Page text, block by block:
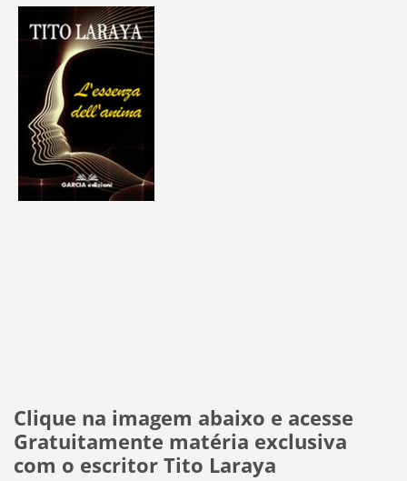
Clique na imagem abaixo e acesse
Gratuitamente matéria exclusiva
com o escritor Tito Laraya